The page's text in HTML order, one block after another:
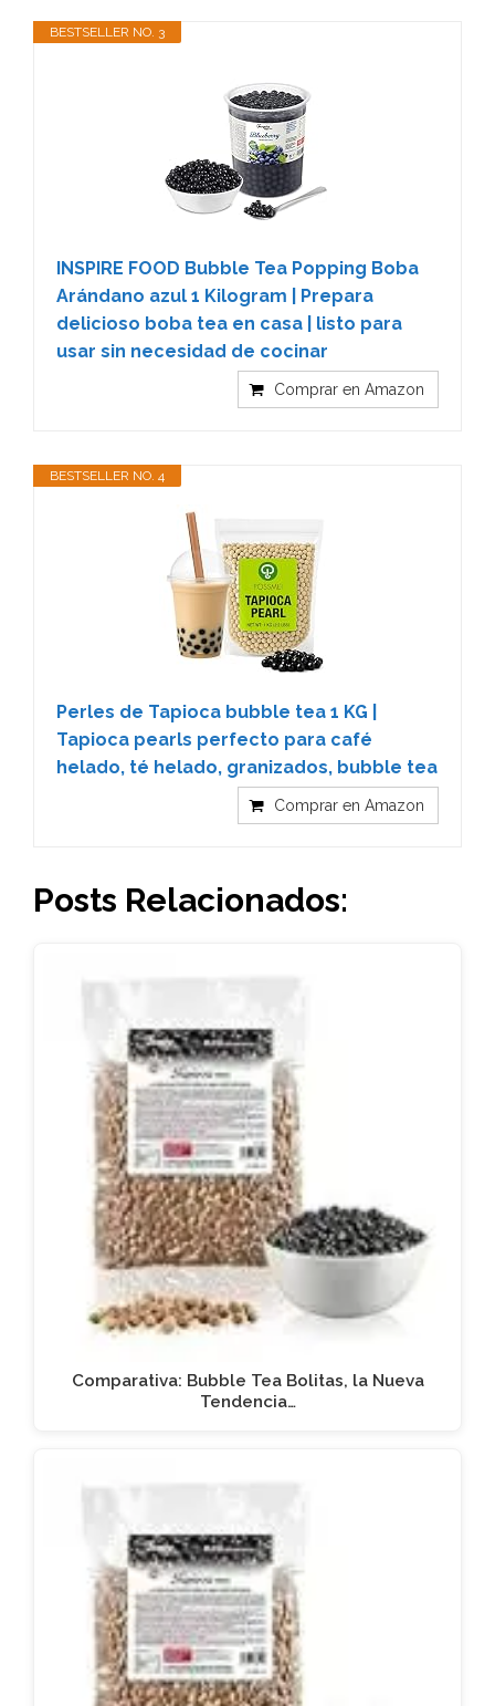
BESTSELLER NO. 3
INSPIRE FOOD Bubble Tea Popping Boba
Arándano azul 1 Kilogram | Prepara
delicioso boba tea en casa | listo para
usar sin necesidad de cocinar
Comprar en Amazon
BESTSELLER NO. 4
Perles de Tapioca bubble tea 1 KG |
Tapioca pearls perfecto para café
helado, té helado, granizados, bubble tea
Comprar en Amazon
Posts Relacionados:
Comparativa: Bubble Tea Bolitas, la Nueva
Tendencia…